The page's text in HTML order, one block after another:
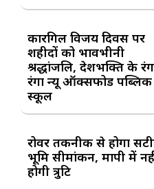
कारगिल विजय दिवस पर
शहीदों को भावभीनी
श्रद्धांजलि, देशभक्ति के
रंगा न्यू ऑक्सफोर्ड पब्लिक
स्कूल
रोवर तकनीक से होगा
भूमि सीमांकन, मापी में
होगी त्रुटि